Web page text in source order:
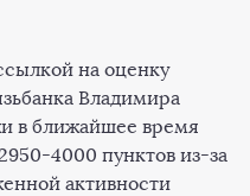
на оценку
Владимира
в ближайшее время
4000 пунктов из-за
активности